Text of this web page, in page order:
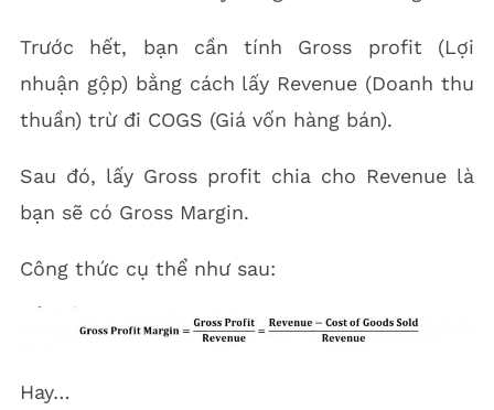
Trước hết, bạn cần tính Gross profit (Lợi
nhuận gộp) bằng cách lấy Revenue (Doanh thu
thuần) trừ đi COGS (Giá vốn hàng bán).
Sau đó, lấy Gross profit chia cho Revenue là
bạn sẽ có Gross Margin.
Công thức cụ thể như sau:
Hay…